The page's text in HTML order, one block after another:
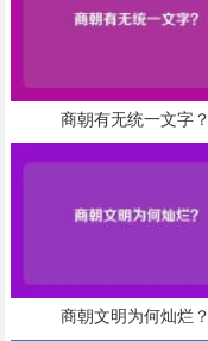
商朝有无统一文字？
商朝文明为何灿烂？